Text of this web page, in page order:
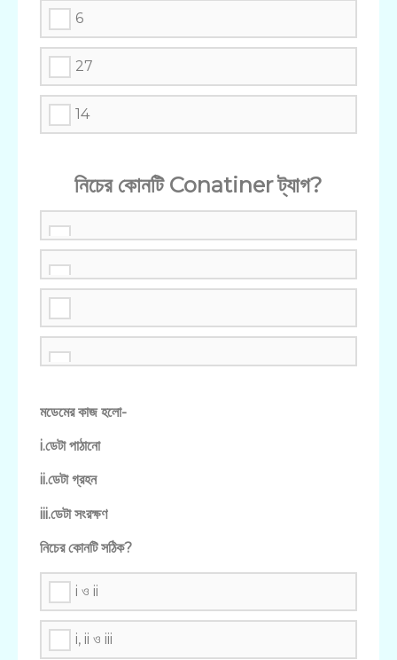
6
27
14
নিচের কোনটি Conatiner ট্যাগ?
মডেমের কাজ হলো-
i.ডেটা পাঠানো
ii.ডেটা গ্রহন
iii.ডেটা সংরক্ষণ
নিচের কোনটি সঠিক?
i ও ii
i, ii ও iii